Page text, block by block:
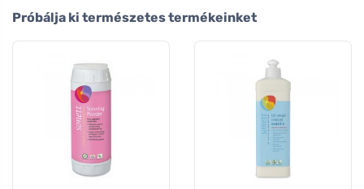
Próbálja ki természetes termékeinket